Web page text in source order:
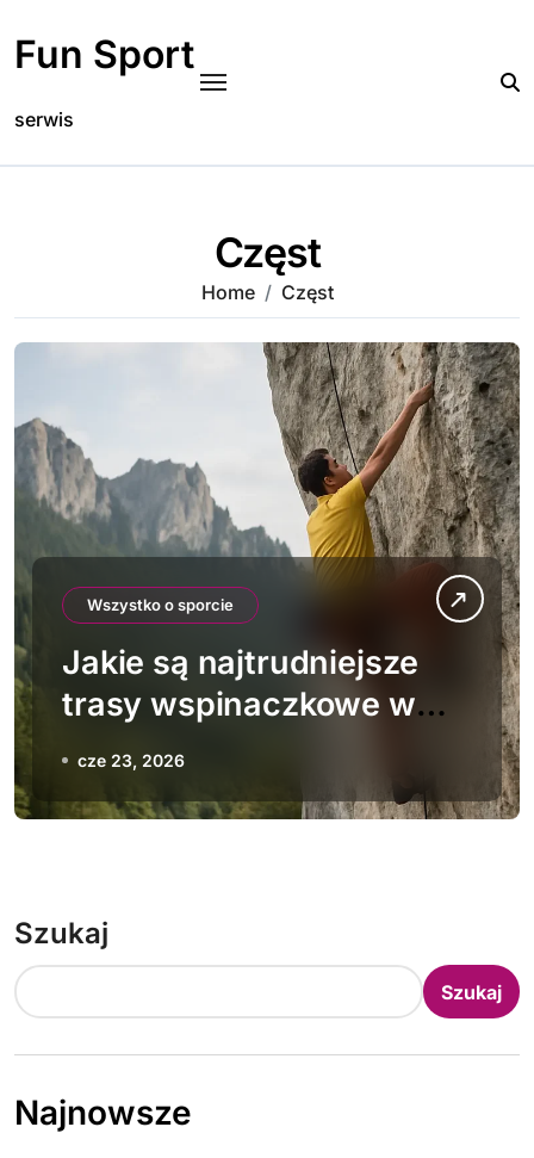
content
Fun Sport
serwis
Częst
Home Częst
Wszystko o sporcie
Jakie są najtrudniejsze
trasy wspinaczkowe w
Polsce
cze 23, 2026
Szukaj
Szukaj
Najnowsze